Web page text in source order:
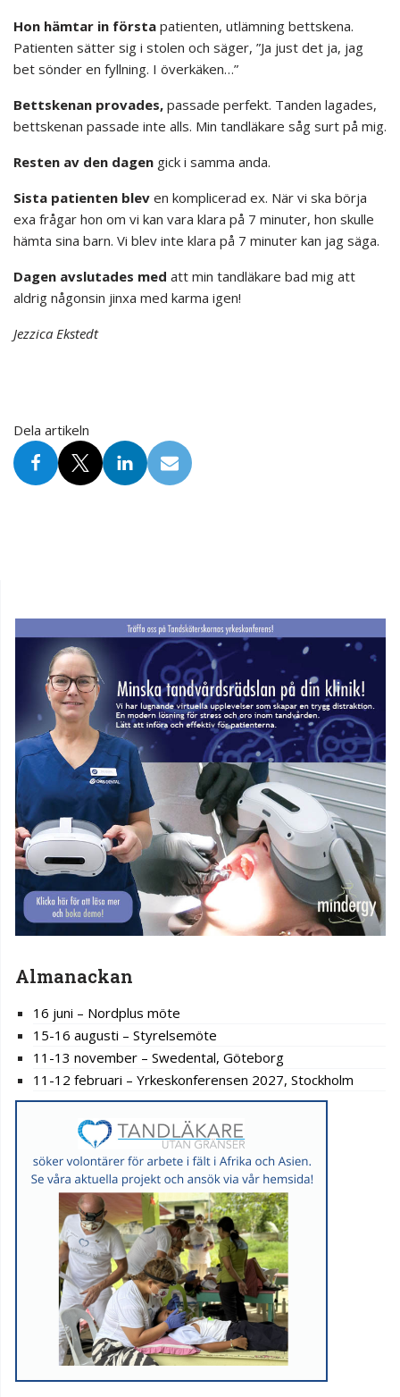
Hon hämtar in första patienten, utlämning bettskena.
Patienten sätter sig i stolen och säger, ”Ja just det ja, jag
bet sönder en fyllning. I överkäken…”
Bettskenan provades, passade perfekt. Tanden lagades,
bettskenan passade inte alls. Min tandläkare såg surt på mig.
Resten av den dagen gick i samma anda.
Sista patienten blev en komplicerad ex. När vi ska börja
exa frågar hon om vi kan vara klara på 7 minuter, hon skulle
hämta sina barn. Vi blev inte klara på 7 minuter kan jag säga.
Dagen avslutades med att min tandläkare bad mig att
aldrig någonsin jinxa med karma igen!
Jezzica Ekstedt
Dela artikeln
Almanackan
16 juni – Nordplus möte
15-16 augusti – Styrelsemöte
11-13 november – Swedental, Göteborg
11-12 februari – Yrkeskonferensen 2027, Stockholm